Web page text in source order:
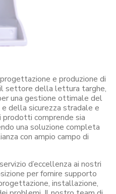
e produzione di
settore della lettura targhe,
una gestione ottimale del
della sicurezza stradale e
prodotti comprende sia
una soluzione completa
con ampio campo di
d’eccellenza ai nostri
per fornire supporto
installazione,